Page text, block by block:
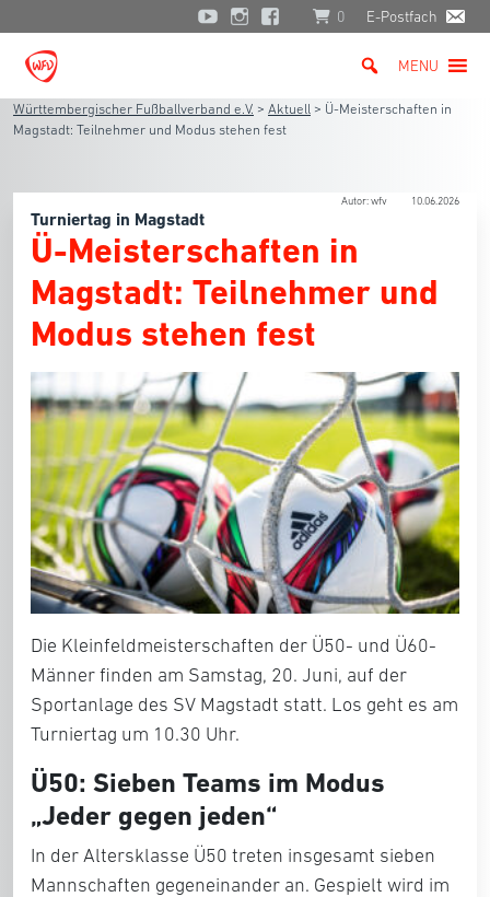
0 E-Postfach
MENU
Württembergischer Fußballverband e.V. > Aktuell > Ü-Meisterschaften in
Magstadt: Teilnehmer und Modus stehen fest
Autor: wfv 10.06.2026
Turniertag in Magstadt
Ü-Meisterschaften in
Magstadt: Teilnehmer und
Modus stehen fest
Die Kleinfeldmeisterschaften der Ü50- und Ü60-
Männer finden am Samstag, 20. Juni, auf der
Sportanlage des SV Magstadt statt. Los geht es am
Turniertag um 10.30 Uhr.
Ü50: Sieben Teams im Modus
„Jeder gegen jeden“
In der Altersklasse Ü50 treten insgesamt sieben
Mannschaften gegeneinander an. Gespielt wird im